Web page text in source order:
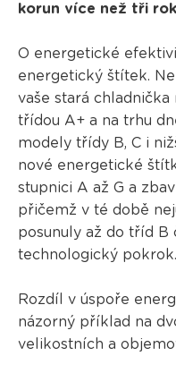
korun více než tři
O energetické
energetický štítek.
vaše stará
třídou A+ a na trhu
modely třídy B, C i
nové energetické
stupnici A až G a
přičemž v té době
posunuly až do tříd B
technologický pokrok.
Rozdíl v úspoře
názorný příklad na
velikostních a